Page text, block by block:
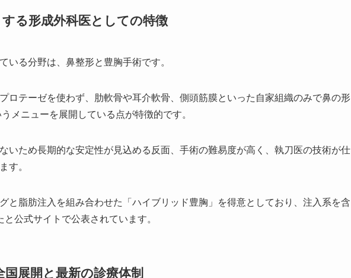
る形成外科医としての特徴
いる分野は、鼻整形と豊胸手術です。
ロテーゼを使わず、肋軟骨や耳介軟骨、側頭筋膜といった自家組織のみで鼻の形
メニューを展開している点が特徴的です。
いため長期的な安定性が見込める反面、手術の難易度が高く、執刀医の技術が仕
す。
と脂肪注入を組み合わせた「ハイブリッド豊胸」を得意としており、注入系を含
公式サイトで公表されています。
展開と最新の診療体制